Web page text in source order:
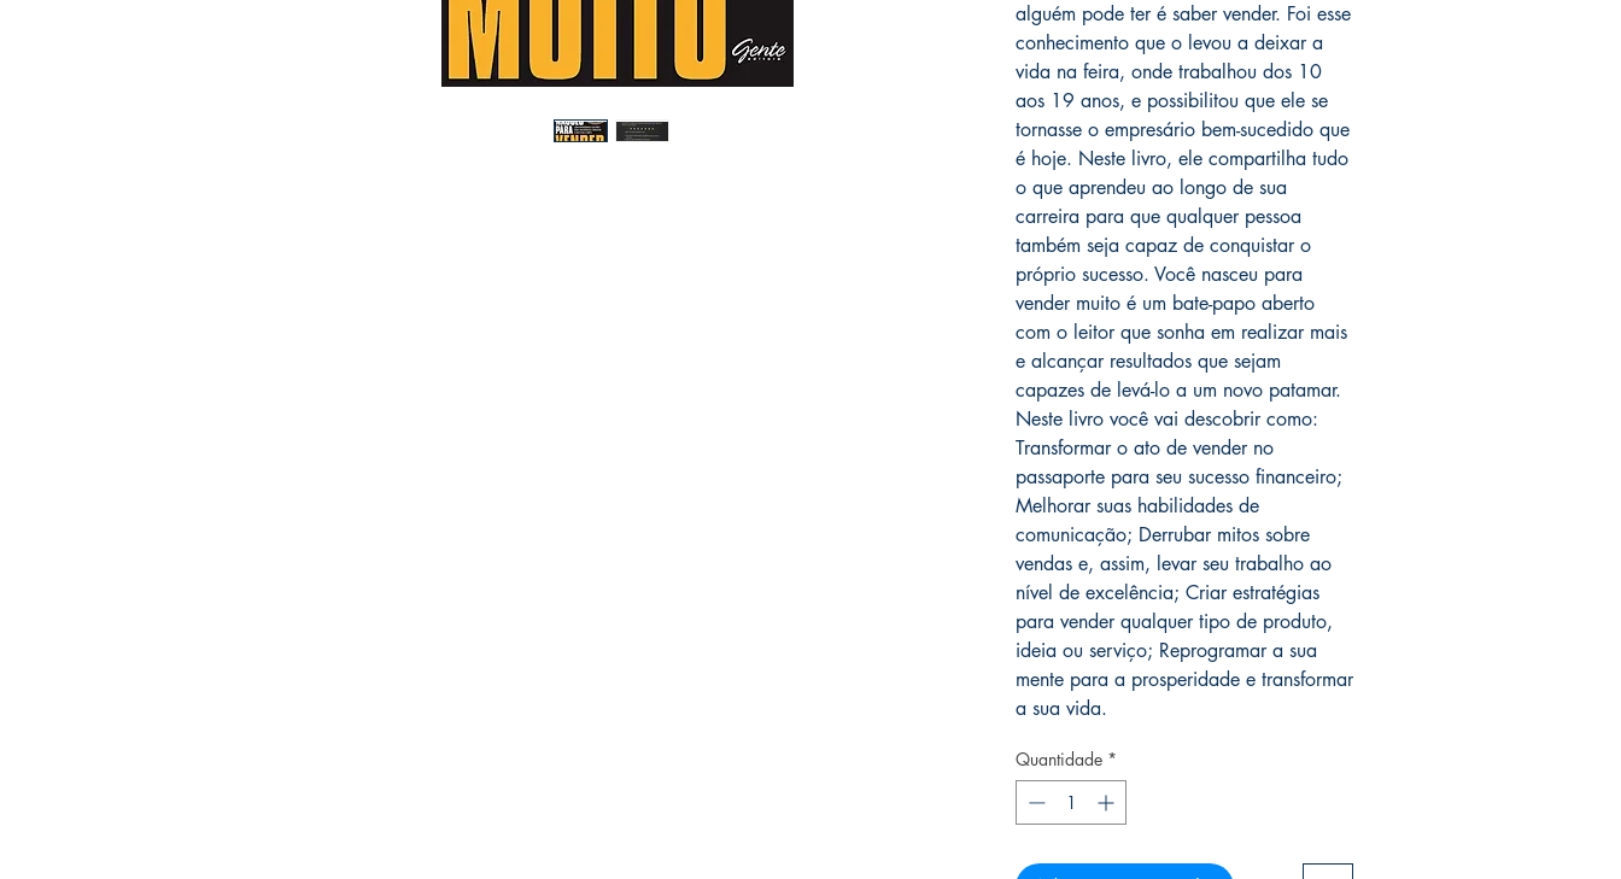
alguém pode ter é saber vender. Foi esse
conhecimento que o levou a deixar a
vida na feira, onde trabalhou dos 10
aos 19 anos, e possibilitou que ele se
tornasse o empresário bem-sucedido que
é hoje. Neste livro, ele compartilha tudo
o que aprendeu ao longo de sua
carreira para que qualquer pessoa
também seja capaz de conquistar o
próprio sucesso. Você nasceu para
vender muito é um bate-papo aberto
com o leitor que sonha em realizar mais
e alcançar resultados que sejam
capazes de levá-lo a um novo patamar.
Neste livro você vai descobrir como:
Transformar o ato de vender no
passaporte para seu sucesso financeiro;
Melhorar suas habilidades de
comunicação; Derrubar mitos sobre
vendas e, assim, levar seu trabalho ao
nível de excelência; Criar estratégias
para vender qualquer tipo de produto,
ideia ou serviço; Reprogramar a sua
mente para a prosperidade e transformar
a sua vida.
Quantidade *